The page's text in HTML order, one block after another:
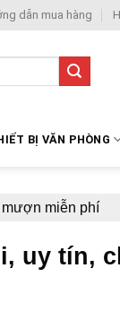
dẫn mua hàng
BỊ VĂN PHÒNG
mượn miễn phí
uy tín,